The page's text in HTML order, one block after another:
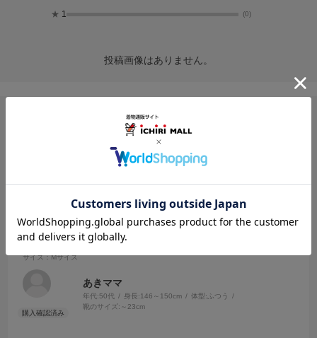
★ 1 (0)
投稿画像はありません。
ユーザーレビュー
表示：新しい順
リピートです
サイズ：Mサイズ
あきママ
年代:50代 身長:146～150cm 体型:ふつう
靴のサイズ: ～23cm